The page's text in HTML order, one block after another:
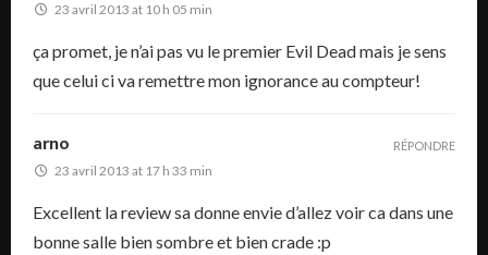
23 avril 2013 at 10 h 05 min
ça promet, je n’ai pas vu le premier Evil Dead mais je sens
que celui ci va remettre mon ignorance au compteur!
arno
23 avril 2013 at 17 h 33 min
Excellent la review sa donne envie d’allez voir ca dans une
bonne salle bien sombre et bien crade :p
RÉPONDRE